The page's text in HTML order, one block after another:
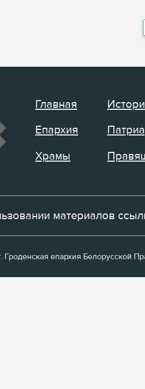
Главная
Епархия
Храмы
материалов
епархия Белорусской